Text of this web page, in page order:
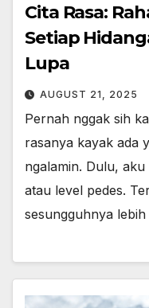
Cita Rasa:
Setiap
Lupa
AUGUST 21, 2025
Pernah nggak sih
rasanya kayak ada
ngalamin. Dulu,
atau level pedes.
sesungguhnya